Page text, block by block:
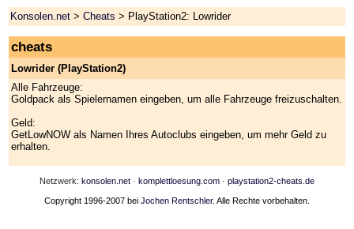
Konsolen.net >Cheats > PlayStation2: Lowrider
cheats
Lowrider (PlayStation2)
Alle Fahrzeuge:
Goldpack als Spielernamen eingeben, um alle Fahrzeuge freizuschalten.
Geld:
GetLowNOW als Namen Ihres Autoclubs eingeben, um mehr Geld zu
erhalten.
Netzwerk: konsolen.net · komplettloesung.com · playstation2-cheats.de
Copyright 1996-2007 bei Jochen Rentschler. Alle Rechte vorbehalten.